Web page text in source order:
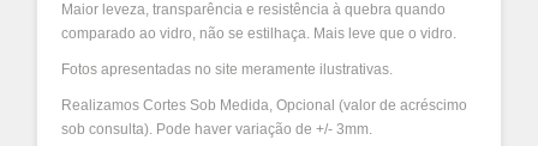
Maior leveza, transparência e resistência à quebra quando
comparado ao vidro, não se estilhaça. Mais leve que o vidro.
Fotos apresentadas no site meramente ilustrativas.
Realizamos Cortes Sob Medida, Opcional (valor de acréscimo
sob consulta). Pode haver variação de +/- 3mm.